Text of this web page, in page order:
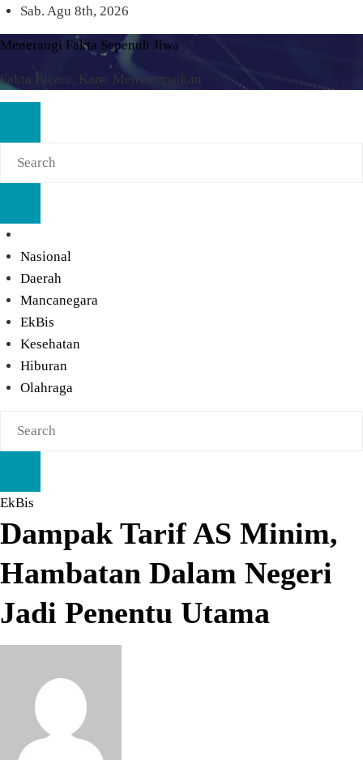
Skip
to
content
Sab. Agu 8th, 2026
Menerangi Fakta Sepenuh Jiwa
Fakta Bicara, Kami Menyampaikan
Nasional
Daerah
Mancanegara
EkBis
Kesehatan
Hiburan
Olahraga
EkBis
Dampak Tarif AS Minim,
Hambatan Dalam Negeri
Jadi Penentu Utama